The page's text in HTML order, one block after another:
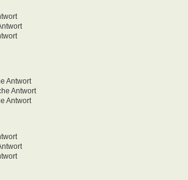
Antwort
Antwort
Antwort